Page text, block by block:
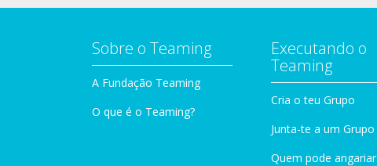
Sobre o Teaming
A Fundação Teaming
O que é o Teaming?
Executando o
Teaming
Cria o teu Grupo
Junta-te a um Grupo
Quem pode angariar